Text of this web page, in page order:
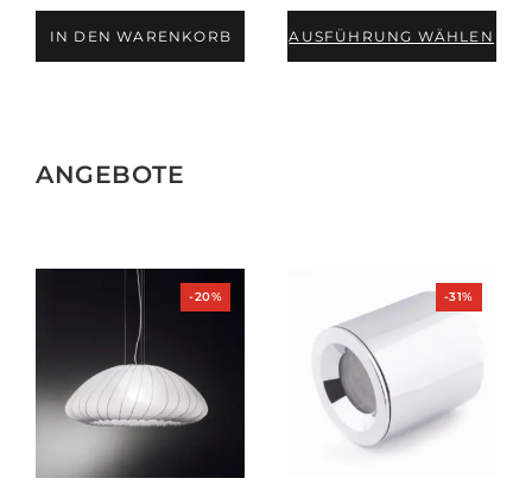
IN DEN WARENKORB AUSFÜHRUNG WÄHLEN
ANGEBOTE
-20%Produkt
im
-31%Produkt
im